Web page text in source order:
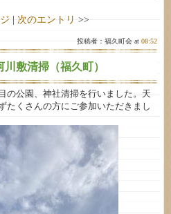
| 次のエントリ >>
投稿者：福久町会 at08:52
敷清掃（福久町）
の公園、神社清掃を行いました。天
たくさんの方にご参加いただきまし